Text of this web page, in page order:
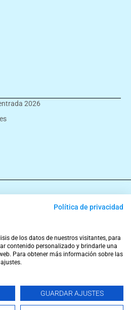
2026
Política de Privacidad
Política de privacidad
de los datos de nuestros visitantes, para
contenido personalizado y brindarle una
Para obtener más información sobre las
GUARDAR AJUSTES